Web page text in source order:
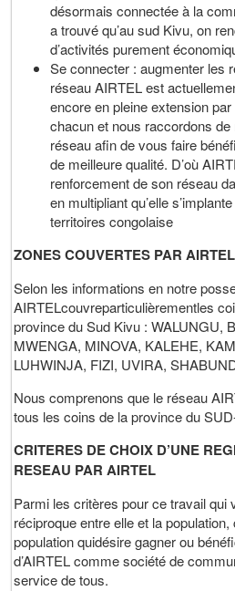
désormais connectée à la
a trouvé qu’au sud Kivu, on
d’activités purement
Se connecter : augmenter les
réseau AIRTEL est
encore en pleine extension
chacun et nous raccordons
réseau afin de vous faire
de meilleure qualité. D’où
renforcement de son réseau
en multipliant qu’elle
territoires congolaise
ZONES COUVERTES PAR
Selon les informations en notre
AIRTELcouvreparticulièrementles
province du Sud Kivu : WALUNGU,
MWENGA, MINOVA, KALEHE,
LUHWINJA, FIZI, UVIRA,
Nous comprenons que le réseau
tous les coins de la province du
CRITERES DE CHOIX D’UNE
RESEAU PAR AIRTEL
Parmi les critères pour ce travail qui
réciproque entre elle et la population,
population quidésire gagner ou
d’AIRTEL comme société de
service de tous.